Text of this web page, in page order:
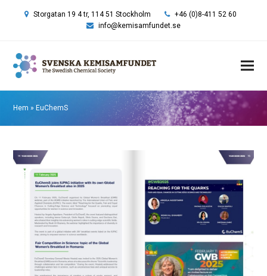
Storgatan 19 4 tr, 114 51 Stockholm
+46 (0)8-411 52 60
info@kemisamfundet.se
Hem » EuChemS